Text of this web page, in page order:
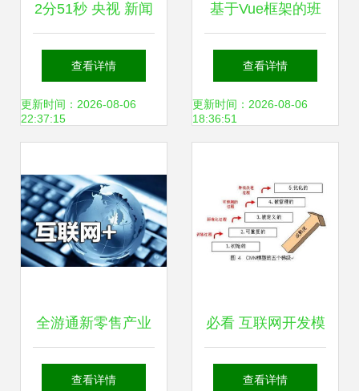
2分51秒 央视 新闻
联播 再次聚焦专精
特新 小巨人
查看详情
更新时间：2026-08-06
22:37:15
基于Vue框架的班
级网站的设计与实
现——全套开发指
库及调试部署）
查看详情
更新时间：2026-08-06
18:36:51
全游通新零售产业
联盟 浪潮之巅的逆
查看详情
必看 互联网开发模
式的经验之谈
查看详情